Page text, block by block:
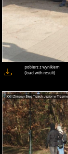
pobierz z wynikiem
(load with result)